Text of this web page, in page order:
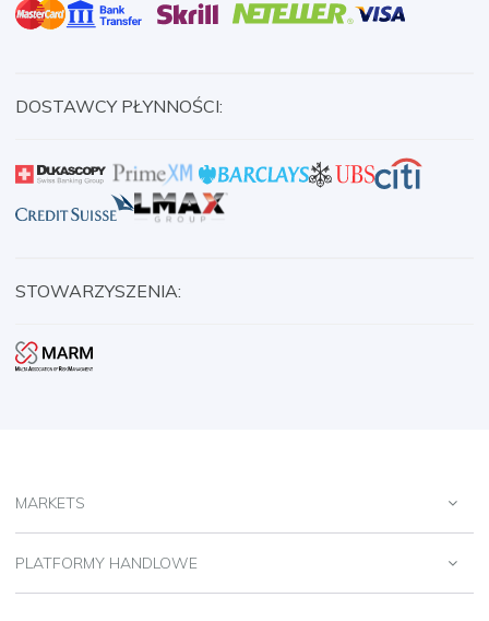
DOSTAWCY PŁYNNOŚCI:
STOWARZYSZENIA:
MARKETS
PLATFORMY HANDLOWE